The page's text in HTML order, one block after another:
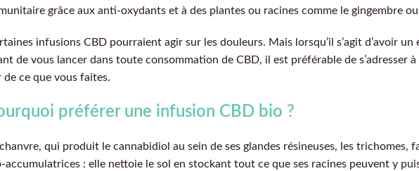
grâce aux anti-oxydants et à des plantes ou racines comme le gingembre ou
infusions CBD pourraient agir sur les douleurs. Mais lorsqu’il s’agit d’avoir un
de vous lancer dans toute consommation de CBD, il est préférable de s’adresser
de ce que vous faites.
préférer une infusion CBD bio ?
chanvre, qui produit le cannabidiol au sein de ses glandes résineuses, les trichomes,
accumulatrices : elle nettoie le sol en stockant tout ce que ses racines peuvent y